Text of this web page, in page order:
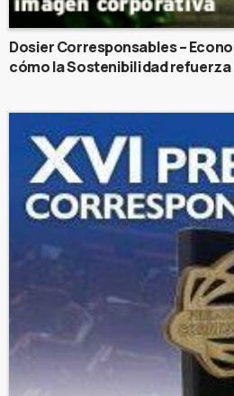
Dosier Corresponsables –
cómo la Sostenibilidad